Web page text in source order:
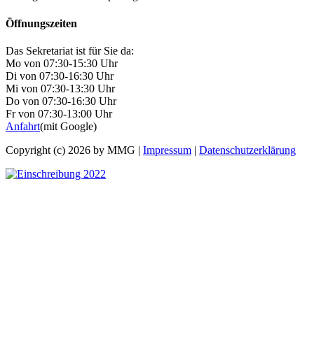
Öffnungszeiten
Das Sekretariat ist für Sie da:
Mo von 07:30-15:30 Uhr
Di von 07:30-16:30 Uhr
Mi von 07:30-13:30 Uhr
Do von 07:30-16:30 Uhr
Fr von 07:30-13:00 Uhr
Anfahrt(mit Google)
Copyright (c) 2026 by MMG | Impressum | Datenschutzerklärung